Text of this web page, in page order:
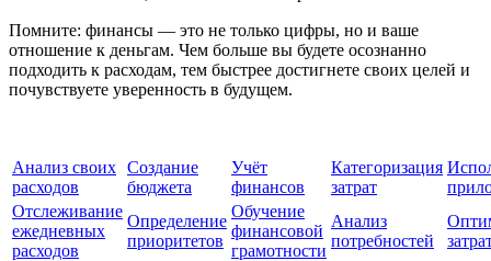
Помните: финансы — это не только цифры, но и ваше
отношение к деньгам. Чем больше вы будете осознанно
подходить к расходам, тем быстрее достигнете своих целей и
почувствуете уверенность в будущем.
Анализ своих
расходов
Создание
бюджета
Учёт
финансов
Категоризация
затрат
Отслеживание
ежедневных
расходов
Определение
приоритетов
Обучение
финансовой
грамотности
Анализ
потребностей